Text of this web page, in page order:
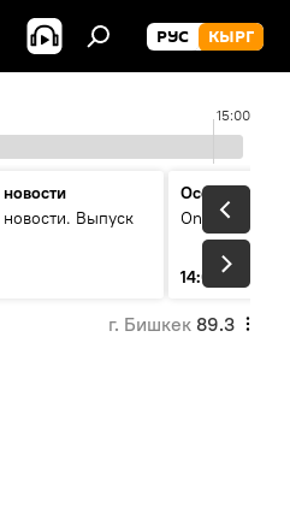
РУС КЫРГ
15:00
Выпуск
Особый
On air
14:05
г. Бишкек 89.3